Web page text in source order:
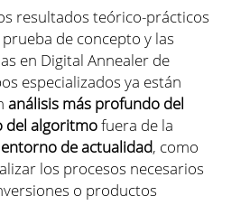
resultados teórico-prácticos
de concepto y las
en Digital Annealer de
especializados ya están
análisis más profundo del
del algoritmofuera de la
entorno de actualidad, como
los procesos necesarios
o productos